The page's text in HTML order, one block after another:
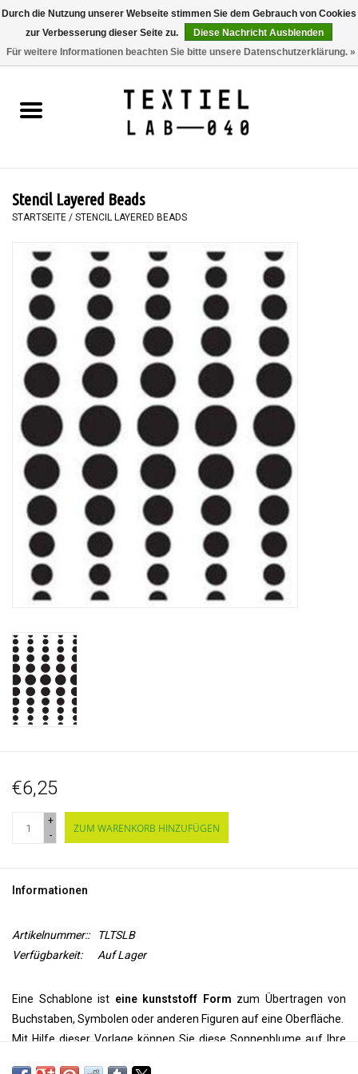
0 Artikel - €0,00
BÜCHER
MALEN
TEXTIL
WORKSHOPS
SPECIALS
WERKZEUGE
Stencil Layered Beads
STARTSEITE / STENCIL LAYERED BEADS
€6,25
+
-
ZUM WARENKORB HINZUFÜGEN
Informationen
Artikelnummer::
TLTSLB
Verfügbarkeit:
Auf Lager
Eine Schablone ist eine kunststoff Form zum Übertragen von
Buchstaben, Symbolen oder anderen Figuren auf eine Oberfläche.
Mit Hilfe dieser Vorlage können Sie diese Sonnenblume auf Ihre
Durch die Nutzung unserer Webseite stimmen Sie dem Gebrauch von Cookies
zur Verbesserung dieser Seite zu.
Diese Nachricht Ausblenden
Für weitere Informationen beachten Sie bitte unsere Datenschutzerklärung. »